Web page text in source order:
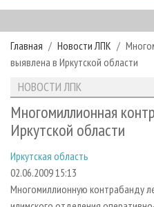
ГЛАВНАЯ
РУБРИКИ И ТЕМЫ
РУБРИКИ ЖУРНАЛА
ЛЕСОЗАГОТОВКА
ЛЕСОПИЛЕНИЕ
СУШКА ДРЕВЕСИНЫ
ПРОИЗВОДСТВО
НОВОСТИ
НОВОСТИ ЛПК
НОВОСТИ ЖУРНАЛА
ПРОЕКТЫ ЛПИ
АНАЛИТИКА
ПРЕДПРИЯТИЯ ЛПК
ПЕРСОНЫ
МОБИЛЬНЫЕ ВЫСТАВКИ
АРХИВ
АРХИВ ЖУРНАЛОВ
СТАТЬИ
О ЖУРНАЛЕ
ПОДПИСКА
КОНТАКТЫ
РЕКЛАМОДАТЕЛЯМ
РЕКЛАМА
РЕКЛАМА НА САЙТЕ
Главная Новости ЛПК
выявлена в Иркутской области
НОВОСТИ ЛПК
Многомиллионная
Иркутской области
Иркутская область
02.06.2009 15:13
Многомиллионную контрабанду